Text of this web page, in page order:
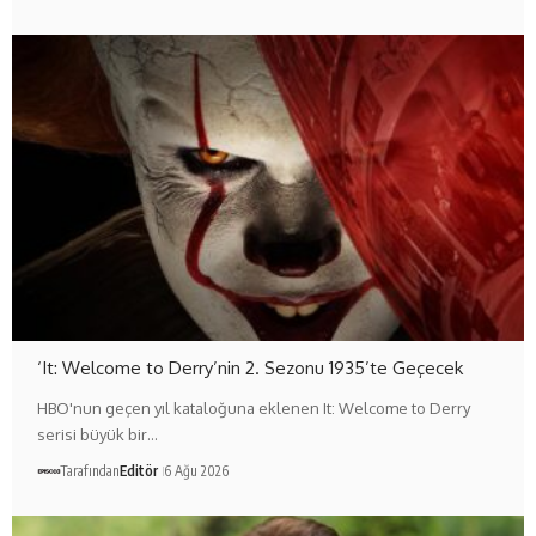
‘It: Welcome to Derry’nin 2. Sezonu 1935’te Geçecek
HBO'nun geçen yıl kataloğuna eklenen It: Welcome to Derry
serisi büyük bir…
TarafındanEditör 6 Ağu 2026